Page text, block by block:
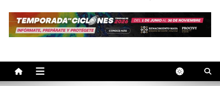
SENDEROS DEL MAYAB